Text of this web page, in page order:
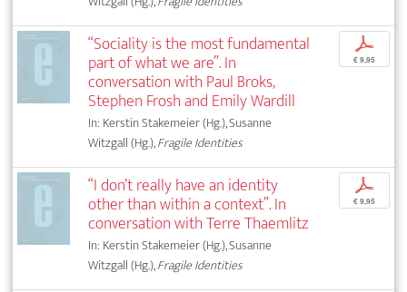
“Sociality is the most fundamental
part of what we are”. In
conversation with Paul Broks,
Stephen Frosh and Emily Wardill
In: Kerstin Stakemeier (Hg.), Susanne
Witzgall (Hg.),Fragile Identities
p
€ 9,95
“I don’t really have an identity
other than within a context”. In
conversation with Terre Thaemlitz
In: Kerstin Stakemeier (Hg.), Susanne
Witzgall (Hg.),Fragile Identities
p
€ 9,95